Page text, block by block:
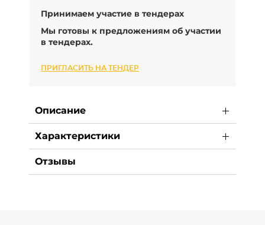
Принимаем участие в тендерах
Мы готовы к предложениям об участии
в тендерах.
ПРИГЛАСИТЬ НА ТЕНДЕР
Описание
Характеристики
Отзывы